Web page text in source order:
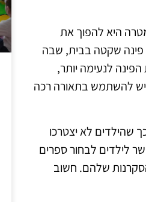
היא להפוך את
פינה שקטה בבית, שבה
לנעימה יותר,
יש להשתמש בתאורה רכה
שהילדים לא יצטרכו
לילדים לבחור ספרים
שלהם. חשוב